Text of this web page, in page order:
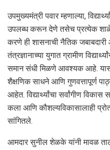
उपमुख्यमंत्री पवार म्हणाल्या,
उपलब्ध करून देणे तसेच प्रत्येक
करणे ही शासनाची नैतिक
तंत्रज्ञानाच्या युगात ग्रामीण
समान संधी मिळणे आवश्यक आहे.
शैक्षणिक साधने आणि गुणवत्तापूर्ण
आहेत. विद्यार्थ्यांचा सर्वांगीण
कला आणि कौशल्यविकासालाही
सांगितले.
आमदार सुनील शेळके यांनी मावळ